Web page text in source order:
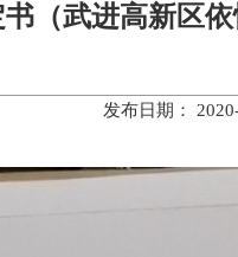
（武进高新区
发布日期：